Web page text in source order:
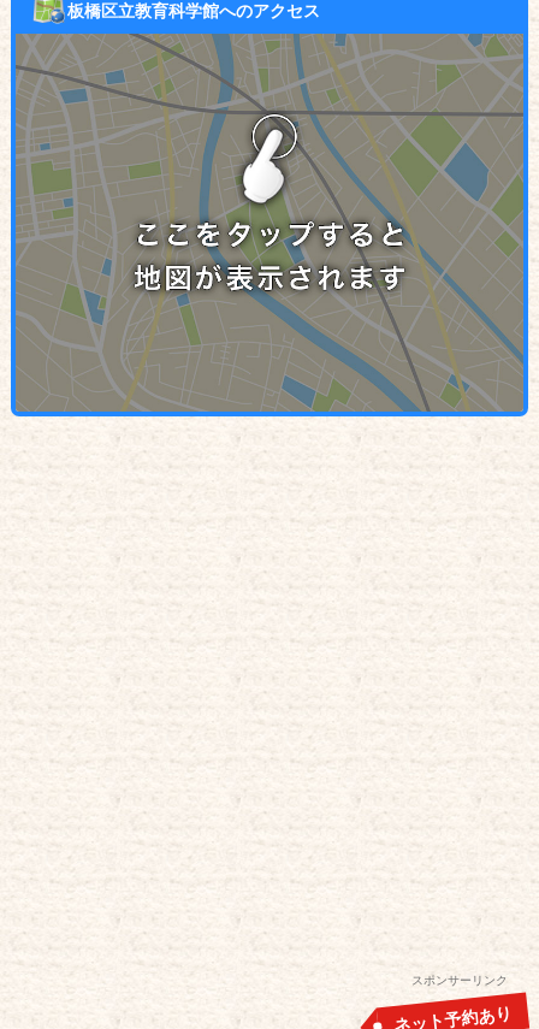
板橋区立教育科学館へのアクセス
スポンサーリンク
ネット予約あり